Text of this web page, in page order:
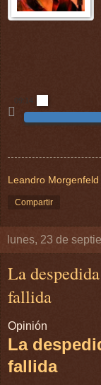
09:14

---
Leandro Morgenfeld
Compartir
lunes, 23 de
La
fallida
Opinión
La
fallida